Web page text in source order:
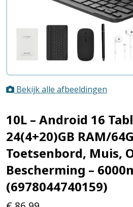
Bekijk alle afbeeldingen
10L – Android 16
24(4+20)GB RAM/
Toetsenbord, Muis,
Bescherming –
(6978044740159)